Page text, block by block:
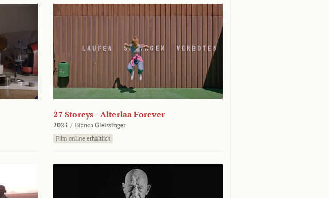
27 Storeys - Alterlaa Forever
2023 / Bianca Gleissinger
Film online erhältlich